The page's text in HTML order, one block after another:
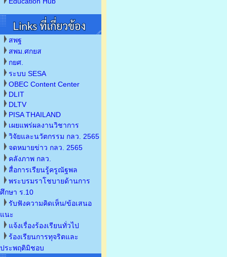
สพฐ
สพม.ศกยส
กยศ.
ระบบ SESA
OBEC Content Center
DLIT
DLTV
PISA THAILAND
เผยแพร่ผลงานวิชาการ
วิจัยและนวัตกรรม กลว. 2565
จดหมายข่าว กลว. 2565
คลังภาพ กลว.
สื่อการเรียนรู้ครูณัฐพล
พระบรมราโชบายด้านการ
ศึกษา ร.10
รับฟังความคิดเห็น/ข้อเสนอ
แนะ
แจ้งเรื่องร้องเรียนทั่วไป
ร้องเรียนการทุจริตและ
ประพฤติมิชอบ